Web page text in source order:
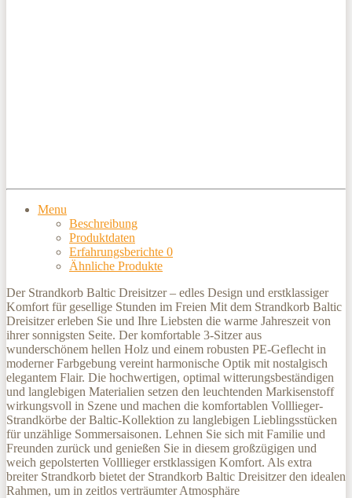
Menu
Beschreibung
Produktdaten
Erfahrungsberichte 0
Ähnliche Produkte
Der Strandkorb Baltic Dreisitzer – edles Design und erstklassiger
Komfort für gesellige Stunden im Freien Mit dem Strandkorb Baltic
Dreisitzer erleben Sie und Ihre Liebsten die warme Jahreszeit von
ihrer sonnigsten Seite. Der komfortable 3-Sitzer aus
wunderschönem hellen Holz und einem robusten PE-Geflecht in
moderner Farbgebung vereint harmonische Optik mit nostalgisch
elegantem Flair. Die hochwertigen, optimal witterungsbeständigen
und langlebigen Materialien setzen den leuchtenden Markisenstoff
wirkungsvoll in Szene und machen die komfortablen Volllieger-
Strandkörbe der Baltic-Kollektion zu langlebigen Lieblingsstücken
für unzählige Sommersaisonen. Lehnen Sie sich mit Familie und
Freunden zurück und genießen Sie in diesem großzügigen und
weich gepolsterten Volllieger erstklassigen Komfort. Als extra
breiter Strandkorb bietet der Strandkorb Baltic Dreisitzer den idealen
Rahmen, um in zeitlos verträumter Atmosphäre